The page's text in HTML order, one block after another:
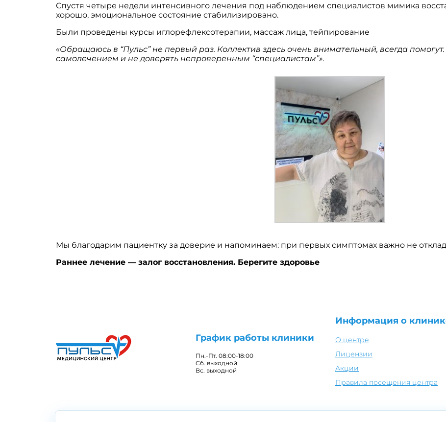
Спустя четыре недели интенсивного лечения под наблюдением специалистов мимика
хорошо, эмоциональное состояние стабилизировано.
Были проведены курсы иглорефлексотерапии, массаж лица, тейпирование
«Обращаюсь в “Пульс” не первый раз. Коллектив здесь очень внимательный, всегда
самолечением и не доверять непроверенным “специалистам”».
Мы благодарим пациентку за доверие и напоминаем: при первых симптомах важно не
Раннее лечение — залог восстановления. Берегите здоровье
График работы клиники
Пн.-Пт. 08:00-18:00
Сб. выходной
Вс. выходной
Информация о
О центре
Лицензии
Акции
Правила посещения центра